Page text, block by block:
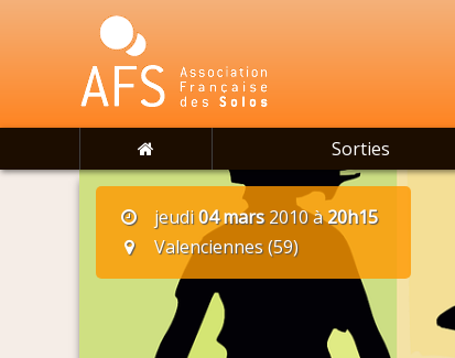
Sorties
jeudi04 mars2010 à20h15
Valenciennes (59)